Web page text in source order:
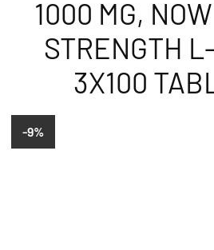
1000 MG,
STRENGTH
3X100
-9%